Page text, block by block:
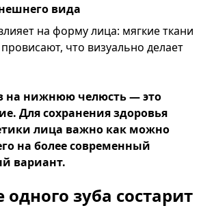
вида
на форму лица: мягкие ткани
что визуально делает
на нижнюю челюсть — это
Для сохранения здоровья
лица важно как можно
на более современный
вариант.
зуба состарит